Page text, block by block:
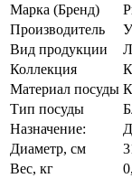
Марка (Бренд)
Производитель
Вид продукции
Коллекция
Материал посуды
Тип посуды
Назначение:
Диаметр, см
Вес, кг